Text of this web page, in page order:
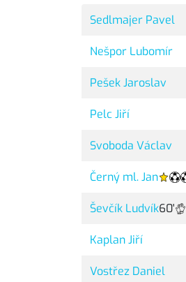
Sedlmajer Pavel
Nešpor Lubomír
Pešek Jaroslav
Pelc Jiří
Svoboda Václav
Černý ml. Jan
Ševčík Ludvík60'
Kaplan Jiří
Vostřez Daniel